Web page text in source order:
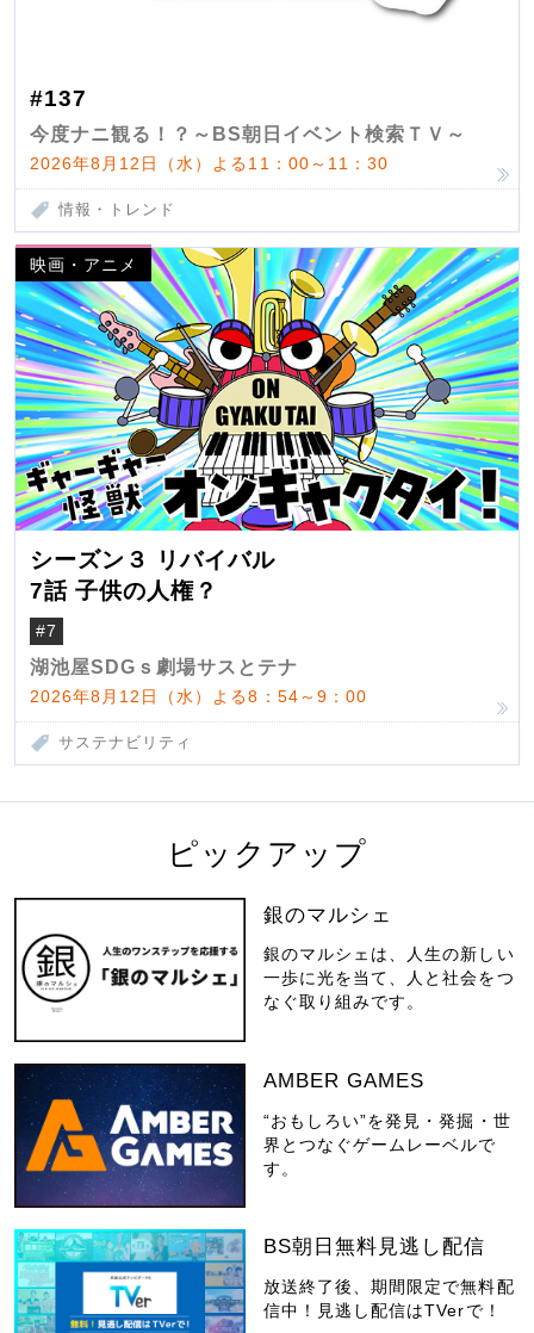
#137
今度ナニ観る！？～BS朝日イベント検索ＴＶ～
2026年8月12日（水）よる11：00～11：30
情報・トレンド
映画・アニメ
シーズン３ リバイバル
7話 子供の人権？
#7
湖池屋SDGｓ劇場サスとテナ
2026年8月12日（水）よる8：54～9：00
サステナビリティ
ピックアップ
銀のマルシェ
銀のマルシェは、人生の新しい
一歩に光を当て、人と社会をつ
なぐ取り組みです。
AMBER GAMES
“おもしろい”を発見・発掘・世
界とつなぐゲームレーベルで
す。
BS朝日無料見逃し配信
放送終了後、期間限定で無料配
信中！見逃し配信はTVerで！